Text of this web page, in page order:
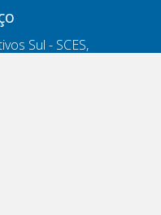
Sul - SCES,